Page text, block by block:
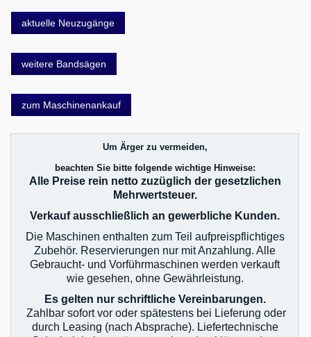
aktuelle Neuzugänge
weitere Bandsägen
zum Maschinenankauf
Um Ärger zu vermeiden,
beachten Sie bitte folgende wichtige Hinweise:
Alle Preise rein netto zuzüglich der gesetzlichen
Mehrwertsteuer.
Verkauf ausschließlich an gewerbliche Kunden.
Die Maschinen enthalten zum Teil aufpreispflichtiges
Zubehör. Reservierungen nur mit Anzahlung. Alle
Gebraucht- und Vorführmaschinen werden verkauft
wie gesehen, ohne Gewährleistung.
Es gelten nur schriftliche Vereinbarungen.
Zahlbar sofort vor oder spätestens bei Lieferung oder
durch Leasing (nach Absprache). Liefertechnische